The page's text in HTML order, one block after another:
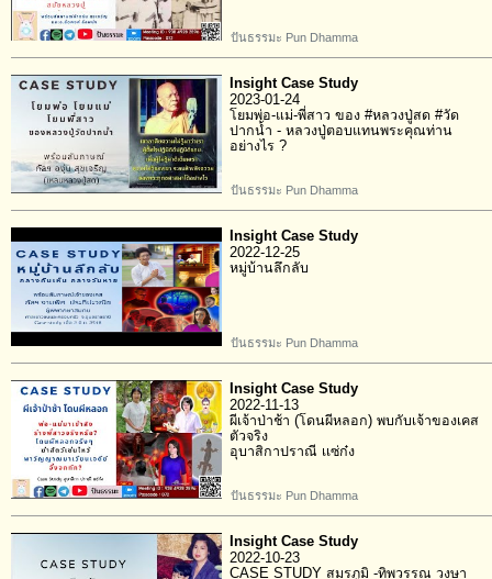
ปันธรรมะ Pun Dhamma
Insight Case Study
2023-01-24
โยมพ่อ-แม่-พี่สาว ของ #หลวงปู่สด #วัด
ปากน้ำ - หลวงปู่ตอบแทนพระคุณท่าน
อย่างไร ?
ปันธรรมะ Pun Dhamma
Insight Case Study
2022-12-25
หมู่บ้านลึกลับ
ปันธรรมะ Pun Dhamma
Insight Case Study
2022-11-13
ผีเจ้าป่าช้า (โดนผีหลอก) พบกับเจ้าของเคส
ตัวจริง
อุบาสิกาปราณี เเซ่ก๋ง
ปันธรรมะ Pun Dhamma
Insight Case Study
2022-10-23
CASE STUDY สมรภูมิ -ทิพวรรณ วงษา